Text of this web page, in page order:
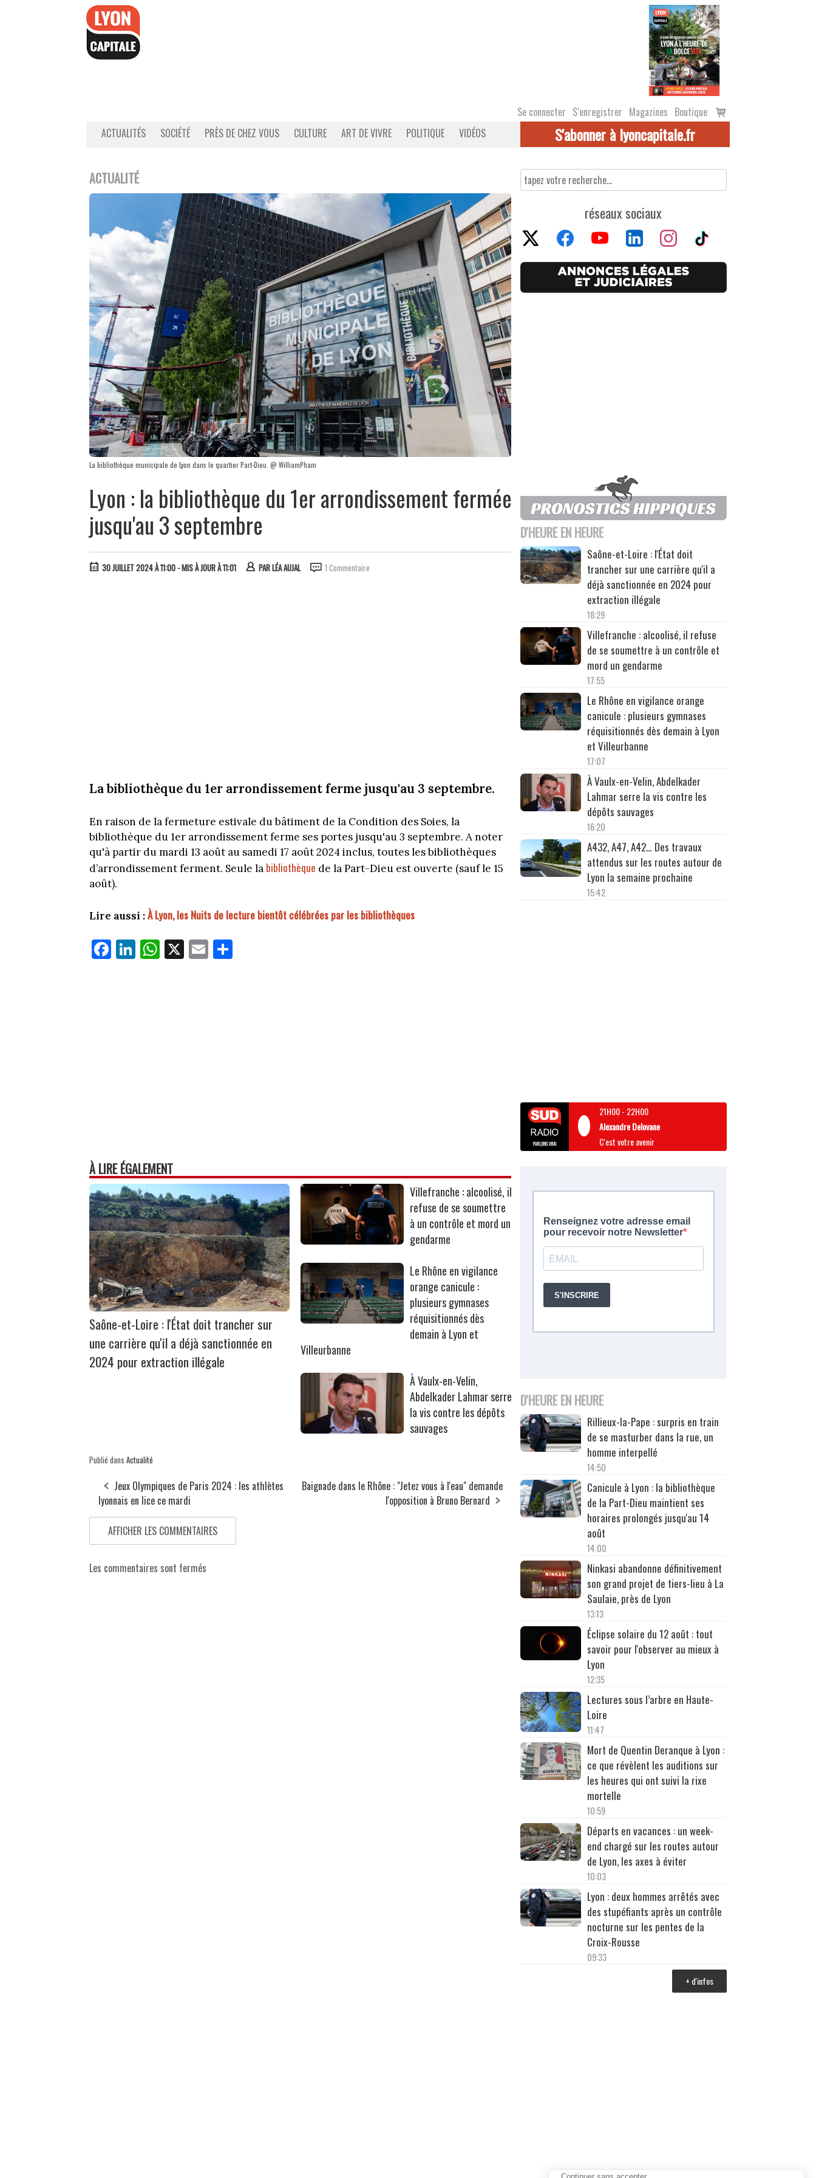
Se connecter S’enregistrer Magazines Boutique
Voir
le
ACTUALITÉS SOCIÉTÉ PRÈS DE CHEZ VOUS CULTURE ART DE VIVRE POLITIQUE VIDÉOS S'abonner à lyoncapitale.fr
ACTUALITÉ
La bibliothèque municipale de Lyon dans le quartier Part-Dieu. @ WilliamPham
Lyon : la bibliothèque du 1er arrondissement fermée
jusqu'au 3 septembre
30 JUILLET 2024 À 11:00 - MIS À JOUR À 11:01 PARLÉA AUJAL 1 Commentaire
La bibliothèque du 1er arrondissement ferme jusqu'au 3 septembre.
En raison de la fermeture estivale du bâtiment de la Condition des Soies, la
bibliothèque du 1er arrondissement ferme ses portes jusqu'au 3 septembre. A noter
qu'à partir du mardi 13 août au samedi 17 août 2024 inclus, toutes les bibliothèques
d’arrondissement ferment. Seule la bibliothèque de la Part-Dieu est ouverte (sauf le 15
août).
Lire aussi :À Lyon, les Nuits de lecture bientôt célébrées par les bibliothèques
Fa
ce
Li
nk
W
ha
X E
m
À LIRE ÉGALEMENT
Saône-et-Loire : l'État doit trancher sur
une carrière qu'il a déjà sanctionnée en
2024 pour extraction illégale
Villefranche : alcoolisé, il
refuse de se soumettre
à un contrôle et mord un
gendarme
Le Rhône en vigilance
orange canicule :
plusieurs gymnases
réquisitionnés dès
demain à Lyon et
Villeurbanne
À Vaulx-en-Velin,
Abdelkader Lahmar serre
la vis contre les dépôts
sauvages
Publié dans Actualité
Jeux Olympiques de Paris 2024 : les athlètes
lyonnais en lice ce mardi
Baignade dans le Rhône : "Jetez vous à l'eau" demande
l'opposition à Bruno Bernard
AFFICHER LES COMMENTAIRES
Les commentaires sont fermés
réseaux sociaux
D'HEURE EN HEURE
Saône-et-Loire : l'État doit
trancher sur une carrière qu'il a
déjà sanctionnée en 2024 pour
extraction illégale
18:29
Villefranche : alcoolisé, il refuse
de se soumettre à un contrôle et
mord un gendarme
17:55
Le Rhône en vigilance orange
canicule : plusieurs gymnases
réquisitionnés dès demain à Lyon
et Villeurbanne
17:07
À Vaulx-en-Velin, Abdelkader
Lahmar serre la vis contre les
dépôts sauvages
16:20
A432, A47, A42… Des travaux
attendus sur les routes autour de
Lyon la semaine prochaine
15:42
21H00- 22H00
Alexandre Delovane
C'est votre avenir
D'HEURE EN HEURE
Rillieux-la-Pape : surpris en train
de se masturber dans la rue, un
homme interpellé
14:50
Canicule à Lyon : la bibliothèque
de la Part-Dieu maintient ses
horaires prolongés jusqu'au 14
août
14:00
Ninkasi abandonne définitivement
son grand projet de tiers-lieu à La
Saulaie, près de Lyon
13:13
Éclipse solaire du 12 août : tout
savoir pour l'observer au mieux à
Lyon
12:35
Lectures sous l’arbre en Haute-
Loire
11:47
Mort de Quentin Deranque à Lyon :
ce que révèlent les auditions sur
les heures qui ont suivi la rixe
mortelle
10:59
Départs en vacances : un week-
end chargé sur les routes autour
de Lyon, les axes à éviter
10:03
Lyon : deux hommes arrêtés avec
des stupéfiants après un contrôle
nocturne sur les pentes de la
Croix-Rousse
09:33
+ d'infos